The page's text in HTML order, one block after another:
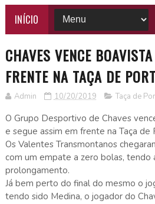
INÍCIO
CHAVES VENCE
FRENTE NA TAÇA DE
Admin 10/20/2019 Taça de
O Grupo Desportivo de Chaves
e segue assim em frente na Taça de
Os Valentes Transmontanos
com um empate a zero bolas, tendo
prolongamento.
Já bem perto do final do mesmo o
tendo sido Medina, o jogador do